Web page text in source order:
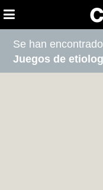
Se han
Juegos de